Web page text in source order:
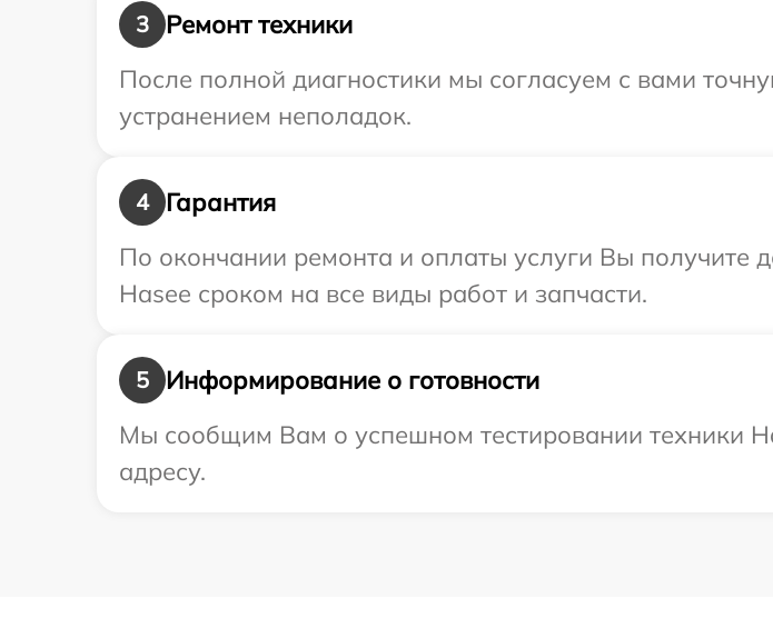
3
Ремонт техники
После полной диагностики мы согласуем с вами
устранением неполадок.
4
Гарантия
По окончании ремонта и оплаты услуги Вы получите
Hasee сроком на все виды работ и запчасти.
5
Информирование о готовности
Мы сообщим Вам о успешном тестировании техники
адресу.